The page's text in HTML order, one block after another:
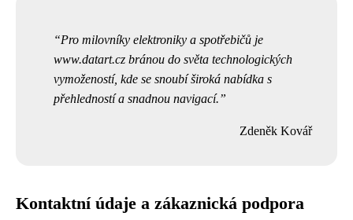
Pro milovníky elektroniky a spotřebičů je
www.datart.cz bránou do světa technologických
vymožeností, kde se snoubí široká nabídka s
přehledností a snadnou navigací.
Zdeněk Kovář
Kontaktní údaje a zákaznická podpora